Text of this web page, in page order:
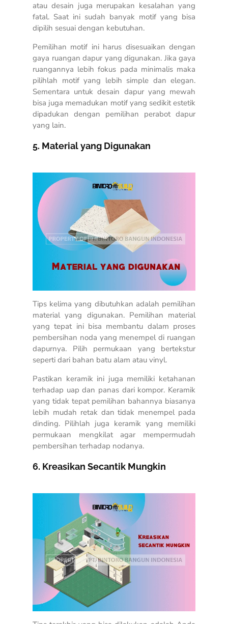
atau desain juga merupakan kesalahan yang
fatal. Saat ini sudah banyak motif yang bisa
dipilih sesuai dengan kebutuhan.
Pemilihan motif ini harus disesuaikan dengan
gaya ruangan dapur yang digunakan. Jika gaya
ruangannya lebih fokus pada minimalis maka
pilihlah motif yang lebih simple dan elegan.
Sementara untuk desain dapur yang mewah
bisa juga memadukan motif yang sedikit estetik
dipadukan dengan pemilihan perabot dapur
yang lain.
5. Material yang Digunakan
Tips kelima yang dibutuhkan adalah pemilihan
material yang digunakan. Pemilihan material
yang tepat ini bisa membantu dalam proses
pembersihan noda yang menempel di ruangan
dapurnya. Pilih permukaan yang bertekstur
seperti dari bahan batu alam atau vinyl.
Pastikan keramik ini juga memiliki ketahanan
terhadap uap dan panas dari kompor. Keramik
yang tidak tepat pemilihan bahannya biasanya
lebih mudah retak dan tidak menempel pada
dinding. Pilihlah juga keramik yang memiliki
permukaan mengkilat agar mempermudah
pembersihan terhadap nodanya.
6. Kreasikan Secantik Mungkin